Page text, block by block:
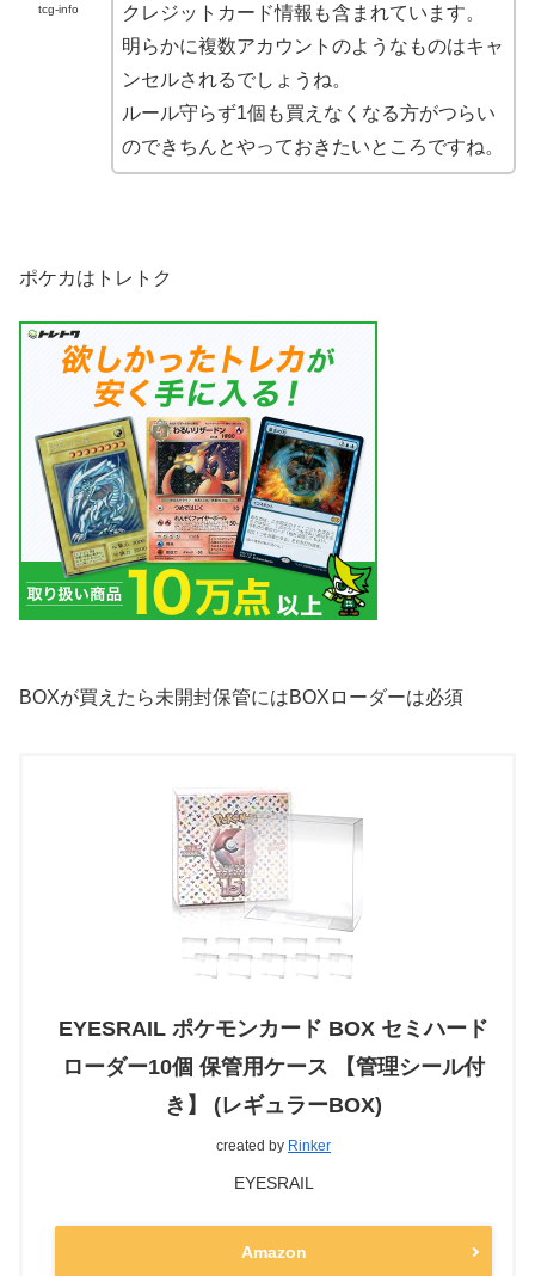
tcg-info
クレジットカード情報も含まれています。
明らかに複数アカウントのようなものはキャ
ンセルされるでしょうね。
ルール守らず1個も買えなくなる方がつらい
のできちんとやっておきたいところですね。
ポケカはトレトク
BOXが買えたら未開封保管にはBOXローダーは必須
EYESRAIL ポケモンカード BOX セミハード
ローダー10個 保管用ケース 【管理シール付
き】 (レギュラーBOX)
created by Rinker
EYESRAIL
Amazon